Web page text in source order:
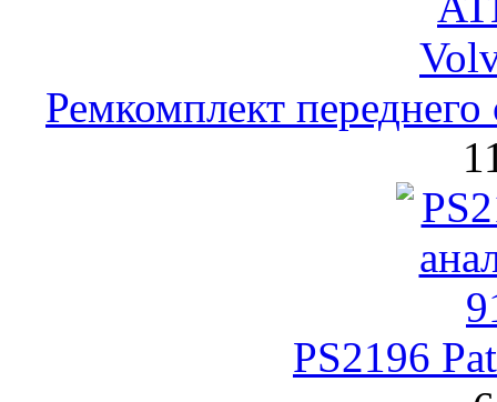
Ремкомплект
PS2196